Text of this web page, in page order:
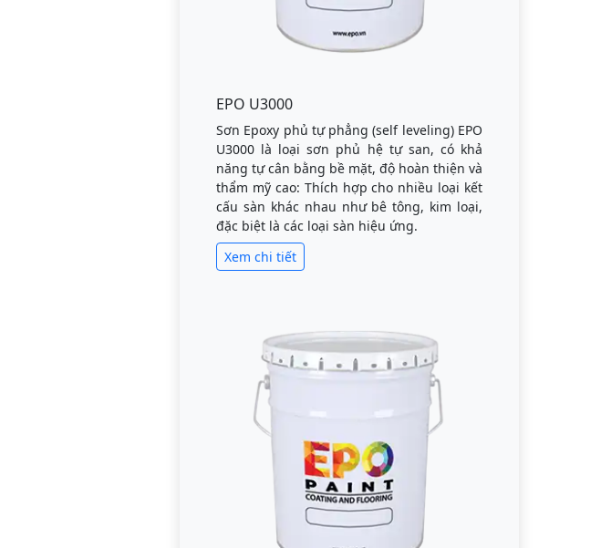
EPO U3000
Sơn Epoxy phủ tự phẳng (self leveling) EPO
U3000 là loại sơn phủ hệ tự san, có khả
năng tự cân bằng bề mặt, độ hoàn thiện và
thẩm mỹ cao: Thích hợp cho nhiều loại kết
cấu sàn khác nhau như bê tông, kim loại,
đặc biệt là các loại sàn hiệu ứng.
Xem chi tiết